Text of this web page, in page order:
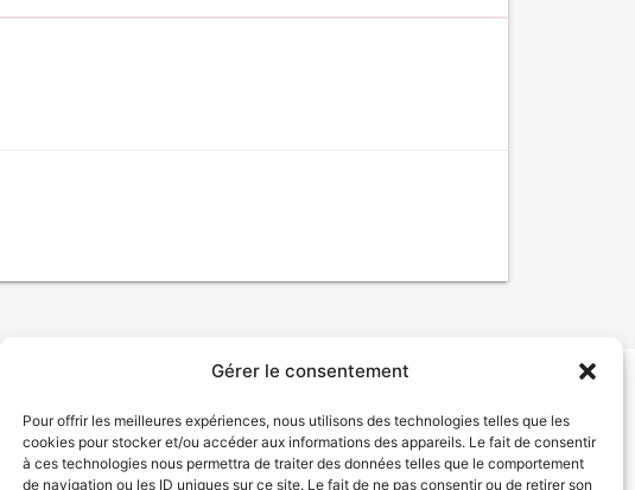
Gérer le consentement
Pour offrir les meilleures expériences, nous utilisons des technologies telles que les
cookies pour stocker et/ou accéder aux informations des appareils. Le fait de consentir
à ces technologies nous permettra de traiter des données telles que le comportement
de navigation ou les ID uniques sur ce site. Le fait de ne pas consentir ou de retirer son
Déclaration de services Politique de confidentialité